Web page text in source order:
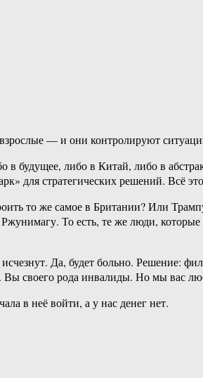
взрослые — и они контролируют
будущее, либо в Китай, либо в
для стратегических решений. Всё
то же самое в Британии? Или
То есть, те же люди,
Да, будет больно. Решение:
Вы своего рода инвалиды. Но мы вас
в неё войти, а у нас денег нет.